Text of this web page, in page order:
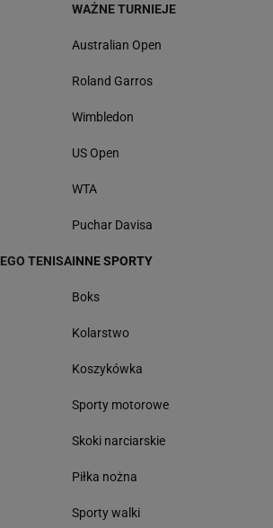
WAŻNE TURNIEJE
Australian Open
Roland Garros
Wimbledon
US Open
WTA
Puchar Davisa
TENISAINNE SPORTY
Boks
Kolarstwo
Koszykówka
Sporty motorowe
Skoki narciarskie
Piłka nożna
Sporty walki